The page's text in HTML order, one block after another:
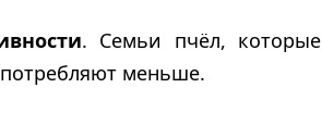
. Семьи пчёл, которые
меньше.